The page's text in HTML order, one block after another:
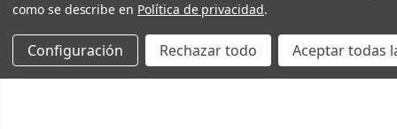
como se describe en Política de privacidad.
Configuración Rechazar todo Aceptar todas